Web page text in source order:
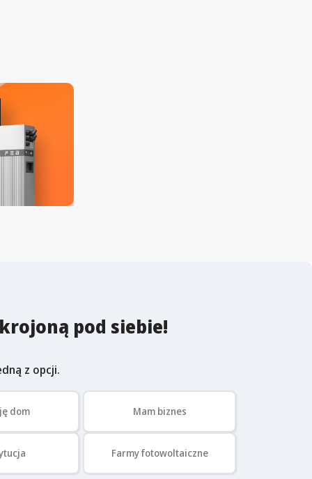
pod siebie!
z opcji.
dom Mam biznes
Farmy fotowoltaiczne